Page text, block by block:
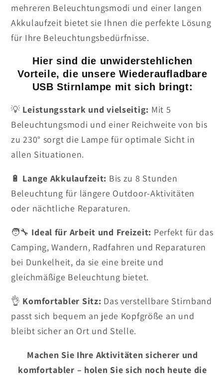
mehreren Beleuchtungsmodi und einer langen
Akkulaufzeit bietet sie Ihnen die perfekte Lösung
für Ihre Beleuchtungsbedürfnisse.
Hier sind die unwiderstehlichen
Vorteile, die unsere Wiederaufladbare
USB Stirnlampe mit sich bringt:
💡 Leistungsstark und vielseitig: Mit 5
Beleuchtungsmodi und einer Reichweite von bis
zu 230° sorgt die Lampe für optimale Sicht in
allen Situationen.
🔋 Lange Akkulaufzeit: Bis zu 8 Stunden
Beleuchtung für längere Outdoor-Aktivitäten
oder nächtliche Reparaturen.
🧑‍🔧 Ideal für Arbeit und Freizeit: Perfekt für das
Camping, Wandern, Radfahren und Reparaturen
bei Dunkelheit, da sie eine breite und
gleichmäßige Beleuchtung bietet.
👌 Komfortabler Sitz: Das verstellbare Stirnband
passt sich bequem an jede Kopfgröße an und
bleibt sicher an Ort und Stelle.
Machen Sie Ihre Aktivitäten sicherer und
komfortabler – holen Sie sich noch heute die